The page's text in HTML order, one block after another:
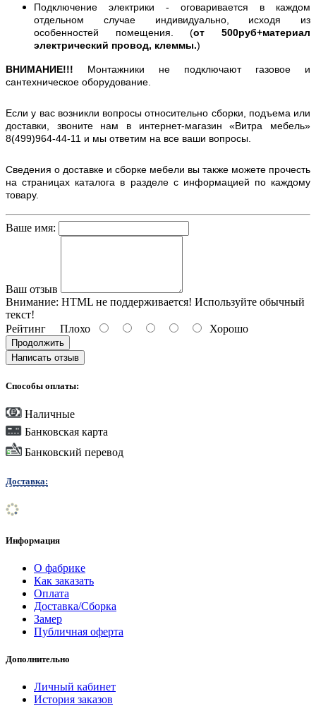
Подключение электрики - оговаривается в каждом
отдельном случае индивидуально, исходя из
особенностей помещения. (от 500руб+материал
электрический провод, клеммы.)
ВНИМАНИЕ!!! Монтажники не подключают газовое и
сантехническое оборудование.
Если у вас возникли вопросы относительно сборки, подъема или
доставки, звоните нам в интернет-магазин «Витра мебель»
8(499)964-44-11 и мы ответим на все ваши вопросы.
Сведения о доставке и сборке мебели вы также можете прочесть
на страницах каталога в разделе с информацией по каждому
товару.
Ваше имя:
Ваш отзыв
Внимание: HTML не поддерживается! Используйте обычный
текст!
Рейтинг Плохо Хорошо
Продолжить
Написать отзыв
Способы оплаты:
Наличные
Банковская карта
Банковский перевод
Доставка:
Информация
О фабрике
Как заказать
Оплата
Доставка/Сборка
Замер
Публичная оферта
Дополнительно
Личный кабинет
История заказов